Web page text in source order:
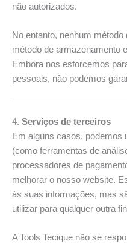
não autorizados.
No entanto, nenhum
método de armazenamento
Embora nos esforcemos
pessoais, não podemos
4. Serviços de terceiros
Em alguns casos, podemos
(como ferramentas de
processadores de
melhorar o nosso website.
às suas informações, mas
utilizar para qualquer outra
A Tools Tecique não se